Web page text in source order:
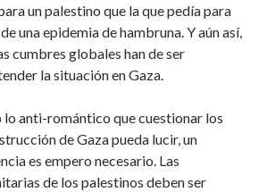
un palestino que la que pedía para
una epidemia de hambruna. Y aún así,
cumbres globales han de ser
la situación en Gaza.
lo anti-romántico que cuestionar los
de Gaza pueda lucir, un
es empero necesario. Las
de los palestinos deben ser